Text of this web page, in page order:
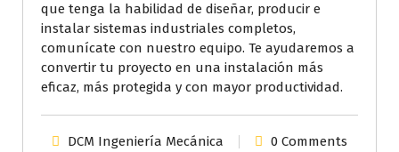
que tenga la habilidad de diseñar, producir e
instalar sistemas industriales completos,
comunícate con nuestro equipo. Te ayudaremos a
convertir tu proyecto en una instalación más
eficaz, más protegida y con mayor productividad.
DCM Ingeniería Mecánica 0 Comments